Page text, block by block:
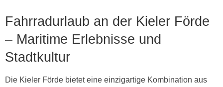
Fahrradurlaub an der Kieler Förde
– Maritime Erlebnisse und
Stadtkultur
Die Kieler Förde bietet eine einzigartige Kombination aus